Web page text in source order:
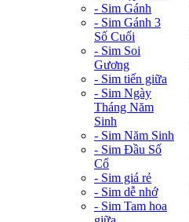
- Sim Gánh
- Sim Gánh 3
Số Cuối
- Sim Soi
Gương
- Sim tiến giữa
- Sim Ngày
Tháng Năm
Sinh
- Sim Năm Sinh
- Sim Đầu Số
Cổ
- Sim giá rẻ
- Sim dễ nhớ
- Sim Tam hoa